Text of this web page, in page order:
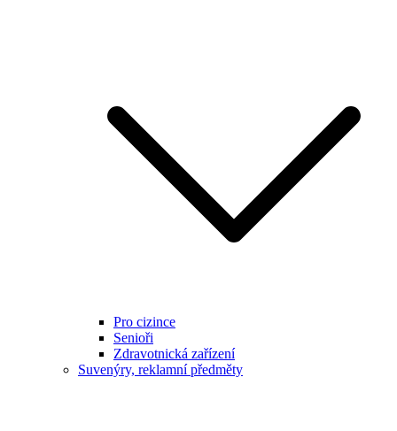
Pro cizince
Senioři
Zdravotnická zařízení
Suvenýry, reklamní předměty